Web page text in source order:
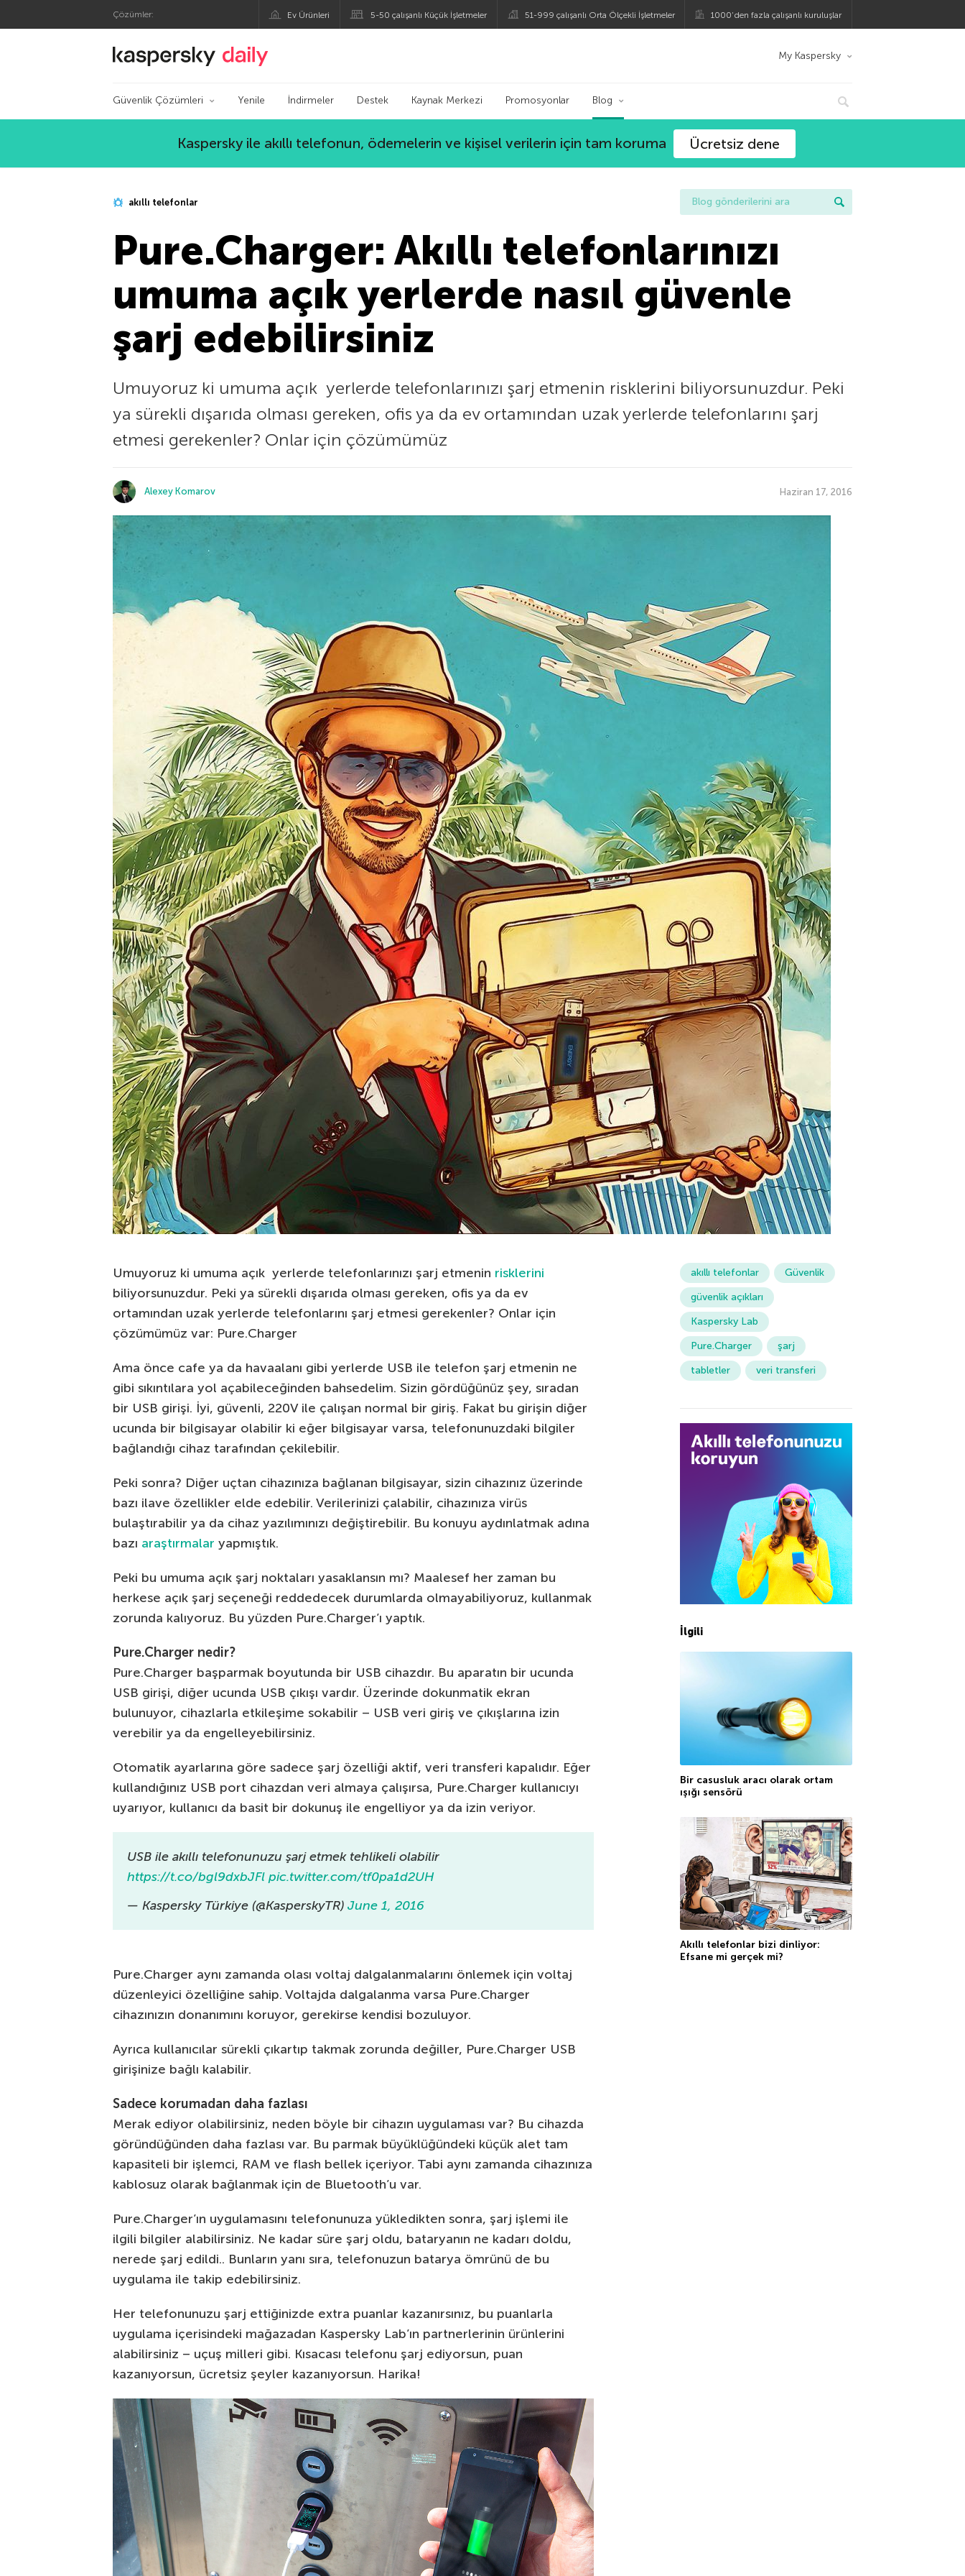
Çözümler: Ev Ürünleri 5-50 çalışanlı Küçük İşletmeler 51-999 çalışanlı Orta Ölçekli İşletmeler 1000’den fazla çalışanlı kuruluşlar
Kaspersky Resmi Blogu My Kaspersky
Güvenlik Çözümleri Yenile İndirmeler Destek Kaynak Merkezi Promosyonlar Blog
Kaspersky ile akıllı telefonun, ödemelerin ve kişisel verilerin için tam koruma Ücretsiz dene
akıllı telefonlar
Pure.Charger: Akıllı telefonlarınızı
umuma açık yerlerde nasıl güvenle
şarj edebilirsiniz
Umuyoruz ki umuma açık yerlerde telefonlarınızı şarj etmenin risklerini biliyorsunuzdur. Peki
ya sürekli dışarıda olması gereken, ofis ya da ev ortamından uzak yerlerde telefonlarını şarj
etmesi gerekenler? Onlar için çözümümüz
Alexey Komarov Haziran 17, 2016
Umuyoruz ki umuma açık yerlerde telefonlarınızı şarj etmenin risklerini
biliyorsunuzdur. Peki ya sürekli dışarıda olması gereken, ofis ya da ev
ortamından uzak yerlerde telefonlarını şarj etmesi gerekenler? Onlar için
çözümümüz var: Pure.Charger
Ama önce cafe ya da havaalanı gibi yerlerde USB ile telefon şarj etmenin ne
gibi sıkıntılara yol açabileceğinden bahsedelim. Sizin gördüğünüz şey, sıradan
bir USB girişi. İyi, güvenli, 220V ile çalışan normal bir giriş. Fakat bu girişin diğer
ucunda bir bilgisayar olabilir ki eğer bilgisayar varsa, telefonunuzdaki bilgiler
bağlandığı cihaz tarafından çekilebilir.
Peki sonra? Diğer uçtan cihazınıza bağlanan bilgisayar, sizin cihazınız üzerinde
bazı ilave özellikler elde edebilir. Verilerinizi çalabilir, cihazınıza virüs
bulaştırabilir ya da cihaz yazılımınızı değiştirebilir. Bu konuyu aydınlatmak adına
bazı araştırmalar yapmıştık.
Peki bu umuma açık şarj noktaları yasaklansın mı? Maalesef her zaman bu
herkese açık şarj seçeneği reddedecek durumlarda olmayabiliyoruz, kullanmak
zorunda kalıyoruz. Bu yüzden Pure.Charger’ı yaptık.
Pure.Charger nedir?
Pure.Charger başparmak boyutunda bir USB cihazdır. Bu aparatın bir ucunda
USB girişi, diğer ucunda USB çıkışı vardır. Üzerinde dokunmatik ekran
bulunuyor, cihazlarla etkileşime sokabilir – USB veri giriş ve çıkışlarına izin
verebilir ya da engelleyebilirsiniz.
Otomatik ayarlarına göre sadece şarj özelliği aktif, veri transferi kapalıdır. Eğer
kullandığınız USB port cihazdan veri almaya çalışırsa, Pure.Charger kullanıcıyı
uyarıyor, kullanıcı da basit bir dokunuş ile engelliyor ya da izin veriyor.
USB ile akıllı telefonunuzu şarj etmek tehlikeli olabilir
https://t.co/bgl9dxbJFl pic.twitter.com/tf0pa1d2UH
— Kaspersky Türkiye (@KasperskyTR) June 1, 2016
Pure.Charger aynı zamanda olası voltaj dalgalanmalarını önlemek için voltaj
düzenleyici özelliğine sahip. Voltajda dalgalanma varsa Pure.Charger
cihazınızın donanımını koruyor, gerekirse kendisi bozuluyor.
Ayrıca kullanıcılar sürekli çıkartıp takmak zorunda değiller, Pure.Charger USB
girişinize bağlı kalabilir.
Sadece korumadan daha fazlası
Merak ediyor olabilirsiniz, neden böyle bir cihazın uygulaması var? Bu cihazda
göründüğünden daha fazlası var. Bu parmak büyüklüğündeki küçük alet tam
kapasiteli bir işlemci, RAM ve flash bellek içeriyor. Tabi aynı zamanda cihazınıza
kablosuz olarak bağlanmak için de Bluetooth’u var.
Pure.Charger’ın uygulamasını telefonunuza yükledikten sonra, şarj işlemi ile
ilgili bilgiler alabilirsiniz. Ne kadar süre şarj oldu, bataryanın ne kadarı doldu,
nerede şarj edildi.. Bunların yanı sıra, telefonuzun batarya ömrünü de bu
uygulama ile takip edebilirsiniz.
Her telefonunuzu şarj ettiğinizde extra puanlar kazanırsınız, bu puanlarla
uygulama içerisindeki mağazadan Kaspersky Lab’ın partnerlerinin ürünlerini
alabilirsiniz – uçuş milleri gibi. Kısacası telefonu şarj ediyorsun, puan
kazanıyorsun, ücretsiz şeyler kazanıyorsun. Harika!
akıllı telefonlar
Güvenlik
güvenlik açıkları
Kaspersky Lab
Pure.Charger
şarj
tabletler
veri transferi
İlgili
Bir casusluk aracı olarak ortam
ışığı sensörü
Akıllı telefonlar bizi dinliyor:
Efsane mi gerçek mi?